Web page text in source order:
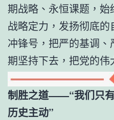
期战略、永恒课题，
战略定力，发扬彻底
冲锋号，把严的基调
期坚持下去，把党的伟
制胜之道——“我们只
历史主动”